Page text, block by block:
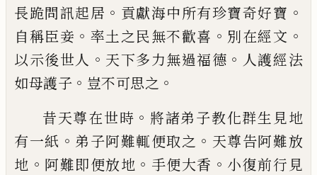
長跪問訊起居 。 貢獻海中所有珍寶奇好寶 。
自稱臣妾 。 率土之民無不歡喜 。 別在經文 。
以示後世人 。 天下多力無過福德 。 人護經法
如母護子 。 豈不可思之 。
昔天尊在世時 。 將諸弟子教化群生見地
有一紙 。 弟子阿難輒便取之 。 天尊告阿難放
地 。 阿難即便放地 。 手便大香 。 小復前行見